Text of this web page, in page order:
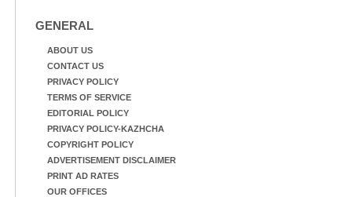
GENERAL
ABOUT US
CONTACT US
PRIVACY POLICY
TERMS OF SERVICE
EDITORIAL POLICY
PRIVACY POLICY-KAZHCHA
COPYRIGHT POLICY
ADVERTISEMENT DISCLAIMER
PRINT AD RATES
OUR OFFICES